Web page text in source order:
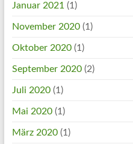
Januar 2021 (1)
November 2020(1)
Oktober 2020(1)
September 2020(2)
Juli 2020(1)
Mai 2020(1)
März 2020(1)